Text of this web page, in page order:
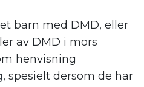
barn med DMD, eller
av DMD i mors
henvisning
, spesielt dersom de har